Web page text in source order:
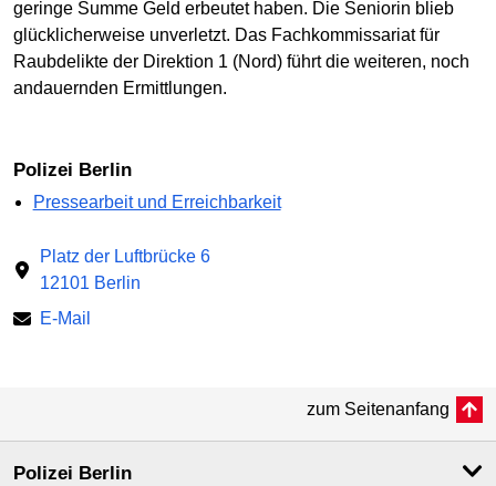
geringe Summe Geld erbeutet haben. Die Seniorin blieb
glücklicherweise unverletzt. Das Fachkommissariat für
Raubdelikte der Direktion 1 (Nord) führt die weiteren, noch
andauernden Ermittlungen.
Polizei Berlin
Pressearbeit und Erreichbarkeit
Platz der Luftbrücke 6
12101 Berlin
E-Mail
zum Seitenanfang
Polizei Berlin